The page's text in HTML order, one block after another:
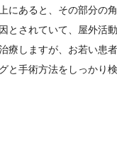
にあると、その部分の
とされていて、屋外活
療しますが、お若い患
と手術方法をしっかり